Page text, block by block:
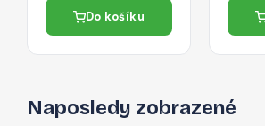
Do košíku
Naposledy zobrazené